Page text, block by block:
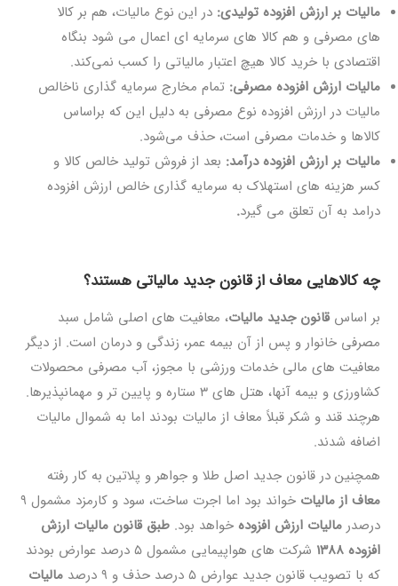
مالیات بر ارزش افزوده تولیدی: در این نوع مالیات، هم بر کالا
های مصرفی و هم کالا های سرمایه ای اعمال می شود بنگاه
اقتصادی با خرید کالا هیچ اعتبار مالیاتی را کسب نمی‌کند.
مالیات ارزش افزوده مصرفی: تمام مخارج سرمایه گذاری ناخالص
مالیات در ارزش افزوده نوع مصرفی به دلیل این که براساس
کالاها و خدمات مصرفی است، حذف می‌شود.
مالیات بر ارزش افزوده درآمد: بعد از فروش تولید خالص کالا و
کسر هزینه های استهلاک به سرمایه گذاری خالص ارزش افزوده
درامد به آن تعلق می گیرد.
چه کالاهایی معاف از قانون جدید مالیاتی هستند؟
بر اساسقانون جدید مالیات، معافیت های اصلی شامل سبد
مصرفی خانوار و پس از آن بیمه عمر، زندگی و درمان است. از دیگر
معافیت های مالی خدمات ورزشی با مجوز، آب مصرفی محصولات
کشاورزی و بیمه آنها، هتل های 3 ستاره و پایین تر و مهمانپذیرها.
هرچند قند و شکر قبلاً معاف از مالیات بودند اما به شموال مالیات
اضافه شدند.
همچنین در قانون جدید اصل طلا و جواهر و پلاتین به کار رفته
معاف از مالیات
خواند بود اما اجرت ساخت، سود و کارمزد مشمول 9
درصدر مالیات ارزش افزوده خواهد بود. طبق قانون مالیات ارزش
افزوده 1388
شرکت های هواپیمایی مشمول 5 درصد عوارض بودند
که با تصویب قانون جدید عوارض 5 درصد حذف و 9 درصد
مالیات